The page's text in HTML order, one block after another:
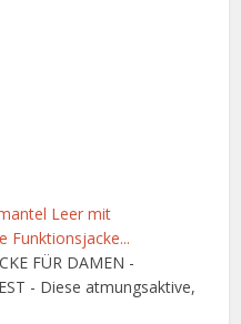
Leer mit
Funktionsjacke...
FÜR DAMEN -
- Diese atmungsaktive,